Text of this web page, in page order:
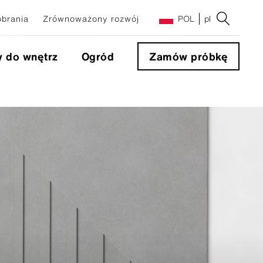
Zrównoważony rozwój POL pl
do wnętrz Ogród Zamów próbkę